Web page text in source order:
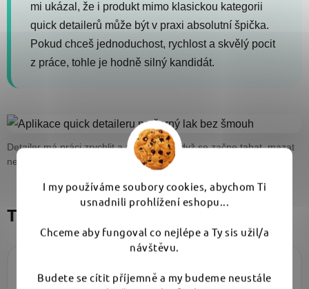
I my používáme soubory cookies, abychom Ti
usnadnili prohlížení eshopu...
Chceme aby fungoval co nejlépe a Ty sis užil/a
návštěvu.
Budete se cítit příjemně a my budeme neustále
mi ukázal, že i produkt mimo klasickou kategorii
quick detailerů může být v praxi absolutní špička.
Pokud chceš jednoduchost, rychlost a skvělý pocit
z práce, tohle je hodně silný kandidát.
Detailer má práci zrychlit a zpříjemnit. Když se začne tahat, mazat
nebo šmouhovat, radost z čistého auta rychle mizí.
Top 3 produkty testu
1. místo